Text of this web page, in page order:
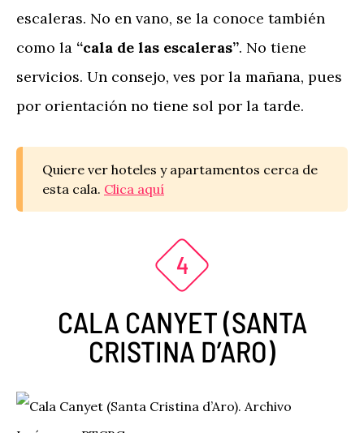
escaleras. No en vano, se la conoce también
como la “cala de las escaleras”. No tiene
servicios. Un consejo, ves por la mañana, pues
por orientación no tiene sol por la tarde.
Quiere ver hoteles y apartamentos cerca de
esta cala. Clica aquí
CALA CANYET (SANTA
CRISTINA D’ARO)